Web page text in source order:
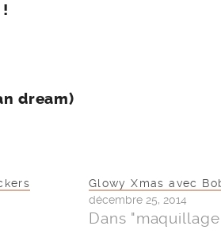
dream)
Glowy Xmas avec
décembre 25, 2014
Dans